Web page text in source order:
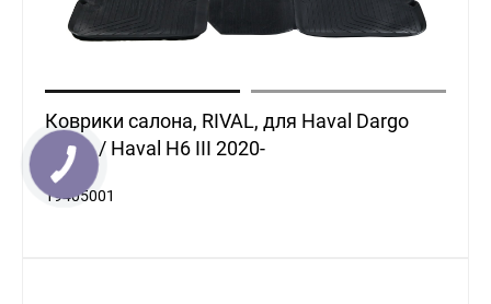
Коврики салона, RIVAL, для Haval Dargo
2022- / Haval H6 III 2020-
19405001